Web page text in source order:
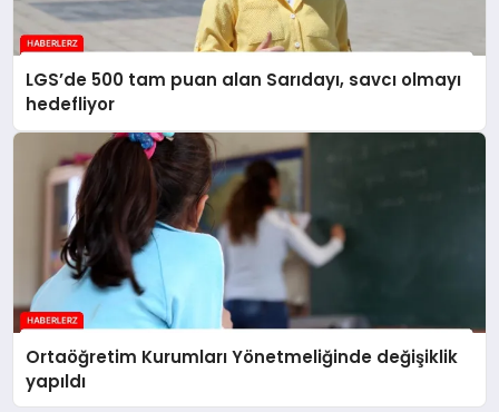
LGS’de 500 tam puan alan Sarıdayı, savcı olmayı
hedefliyor
Ortaöğretim Kurumları Yönetmeliğinde değişiklik
yapıldı